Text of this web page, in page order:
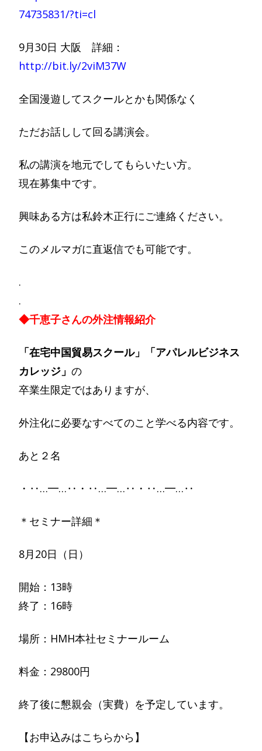
74735831/?ti=cl
9月30日 大阪 詳細：
http://bit.ly/2viM37W
全国漫遊してスクールとかも関係なく
ただお話しして回る講演会。
私の講演を地元でしてもらいたい方。
現在募集中です。
興味ある方は私鈴木正行にご連絡ください。
このメルマガに直返信でも可能です。
.
.
◆千恵子さんの外注情報紹介
「在宅中国貿易スクール」「アパレルビジネス
カレッジ」 の
卒業生限定ではありますが、
外注化に必要なすべてのこと学べる内容です。
あと２名
・‥…━…‥・‥…━…‥・‥…━…‥
＊セミナー詳細＊
8月20日（日）
開始：13時
終了：16時
場所：HMH本社セミナールーム
料金：29800円
終了後に懇親会（実費）を予定しています。
【お申込みはこちらから】